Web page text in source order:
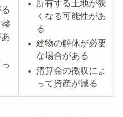
整
所有する土地が狭
くなる可能性があ
る
建物の解体が必要
な場合がある
清算金の徴収によ
って資産が減る